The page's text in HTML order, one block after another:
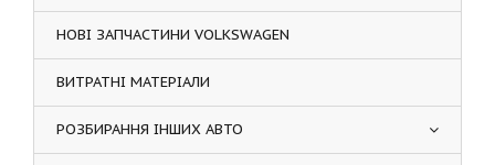
НОВІ ЗАПЧАСТИНИ VOLKSWAGEN
ВИТРАТНІ МАТЕРІАЛИ
РОЗБИРАННЯ ІНШИХ АВТО